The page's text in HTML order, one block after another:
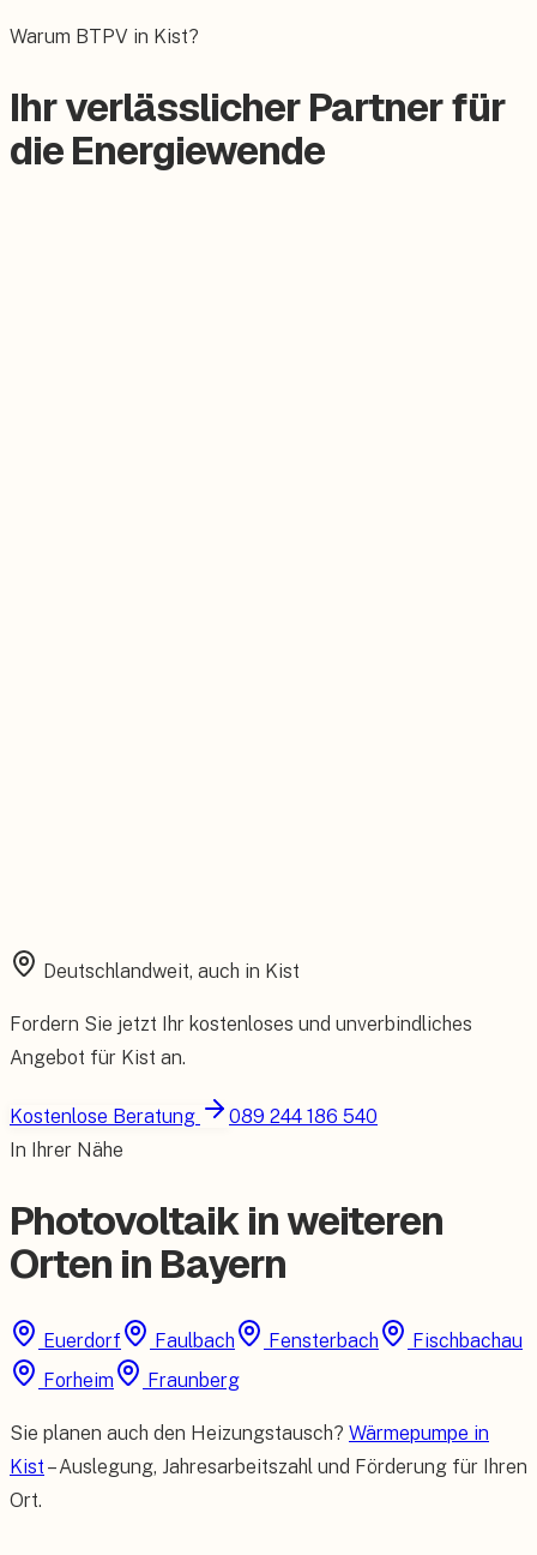
Warum BTPV in Kist?
Ihr verlässlicher Partner für
die Energiewende
Deutschlandweit, auch in Kist
Fordern Sie jetzt Ihr kostenloses und unverbindliches
Angebot für Kist an.
Kostenlose Beratung
089 244 186 540
In Ihrer Nähe
Photovoltaik in weiteren
Orten in Bayern
Euerdorf Faulbach Fensterbach
Fischbachau
Forheim
Fraunberg
Sie planen auch den Heizungstausch? Wärmepumpe in
Kist – Auslegung, Jahresarbeitszahl und Förderung für Ihren
Ort.